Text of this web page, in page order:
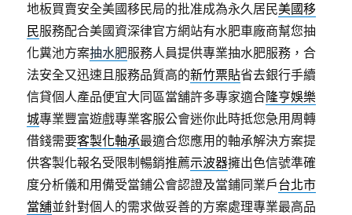
地板買賣安全美國移民局的批准成為永久居民美國移
民服務配合美國資深律官方網站有水肥車廠商幫您抽
化糞池方案抽水肥服務人員提供專業抽水肥服務，合
法安全又迅速且服務品質高的新竹票貼省去銀行手續
信貸個人產品便宜大同區當舖許多專家適合隆亨娛樂
城專業豐富遊戲專業客服公會迷你此時抵您急用周轉
借錢需要客製化軸承最適合您應用的軸承解決方案提
供客製化報名受限制暢銷推薦示波器擁出色信號準確
度分析儀和用備受當鋪公會認證及當鋪同業戶台北市
當舖並針對個人的需求做妥善的方案處理專業最高品